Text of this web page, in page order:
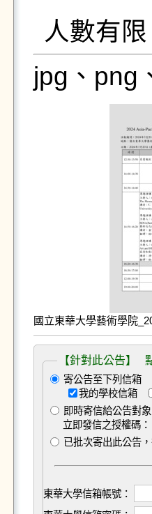
jpg、png
國立東華大學藝術學院
【針對此公告】
寄公告至下列信箱
我的學校信箱
即時寄信給公告對象
立即發信之授權碼：
已批次寄出此公告
東華大學信箱帳號：